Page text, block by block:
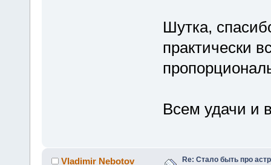
Шутка,
практически
Всем удачи и
Vladimir Nebotov Re: Стало быть про